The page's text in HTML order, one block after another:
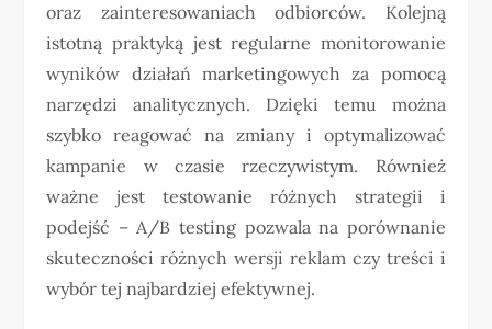
oraz zainteresowaniach odbiorców. Kolejną
istotną praktyką jest regularne monitorowanie
wyników działań marketingowych za pomocą
narzędzi analitycznych. Dzięki temu można
szybko reagować na zmiany i optymalizować
kampanie w czasie rzeczywistym. Również
ważne jest testowanie różnych strategii i
podejść – A/B testing pozwala na porównanie
skuteczności różnych wersji reklam czy treści i
wybór tej najbardziej efektywnej.